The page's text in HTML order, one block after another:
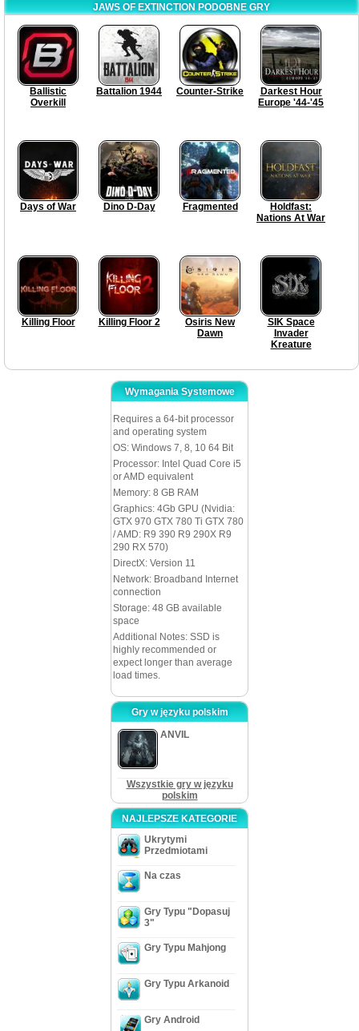
JAWS OF EXTINCTION PODOBNE GRY
Ballistic
Overkill
Battalion 1944 Counter-Strike
Darkest Hour
Europe '44-'45
Days of War Dino D-Day Fragmented
Holdfast:
Nations At War
Killing Floor Killing Floor 2
Osiris New
Dawn
SIK Space
Invader
Kreature
Wymagania Systemowe
Requires a 64-bit processor
and operating system
OS: Windows 7, 8, 10 64 Bit
Processor: Intel Quad Core i5
or AMD equivalent
Memory: 8 GB RAM
Graphics: 4Gb GPU (Nvidia:
GTX 970 GTX 780 Ti GTX 780
/ AMD: R9 390 R9 290X R9
290 RX 570)
DirectX: Version 11
Network: Broadband Internet
connection
Storage: 48 GB available
space
Additional Notes: SSD is
highly recommended or
expect longer than average
load times.
Gry w języku polskim
ANVIL
Wszystkie gry w języku
polskim
NAJLEPSZE KATEGORIE
Ukrytymi
Przedmiotami
Na czas
Gry Typu "Dopasuj
3"
Gry Typu Mahjong
Gry Typu Arkanoid
Gry Android